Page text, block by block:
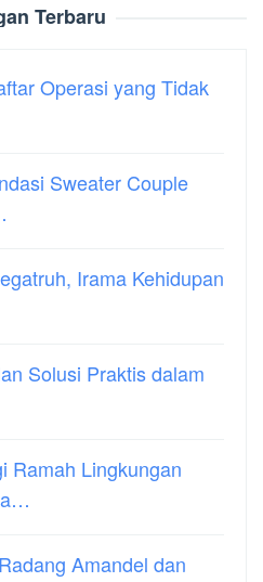
Terbaru
Operasi yang Tidak
Sweater Couple
Irama Kehidupan
Solusi Praktis dalam
Ramah Lingkungan
Amandel dan